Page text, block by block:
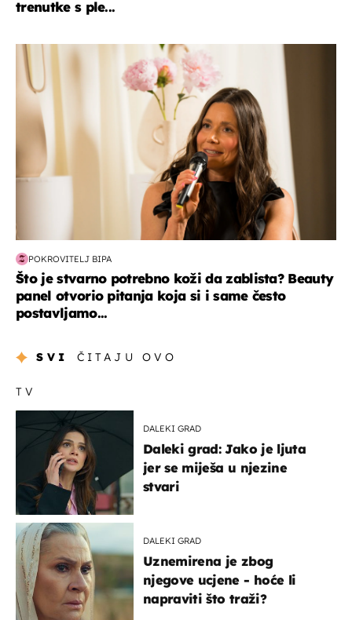
trenutke s ple...
moda & ljepota
POKROVITELJ BIPA
Što je stvarno potrebno koži da zablista? Beauty
panel otvorio pitanja koja si i same često
postavljamo...
SVI ČITAJU OVO
TV
DALEKI GRAD
Daleki grad: Jako je ljuta
jer se miješa u njezine
stvari
DALEKI GRAD
Uznemirena je zbog
njegove ucjene - hoće li
napraviti što traži?